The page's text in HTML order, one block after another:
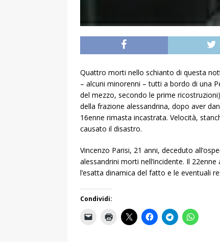
Quattro morti nello schianto di questa
– alcuni minorenni – tutti a bordo di una
del mezzo, secondo le prime
della frazione alessandrina, dopo aver
16enne rimasta incastrata. Velocità,
causato il disastro.
Vincenzo Parisi, 21 anni, deceduto
alessandrini morti nell’incidente. Il
l’esatta dinamica del fatto e le eventuali
Condividi: